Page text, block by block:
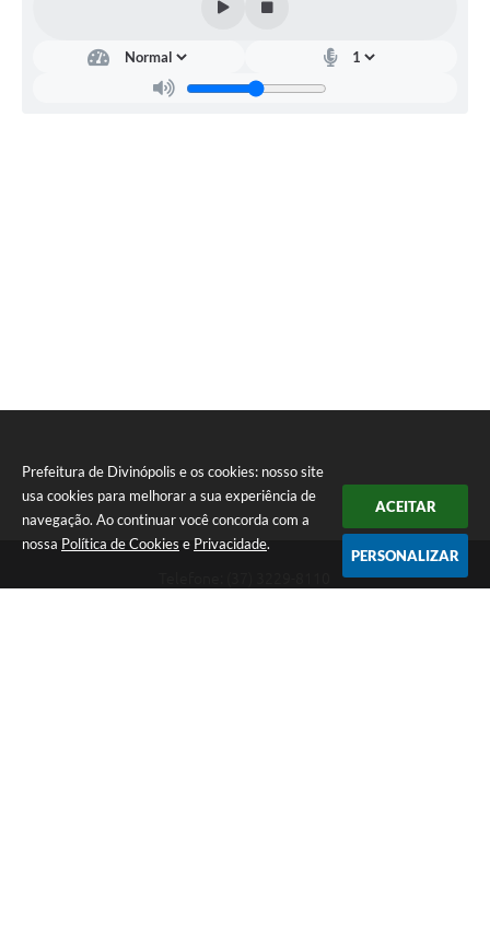
Prefeitura de Divinópolis e os cookies: nosso site
usa cookies para melhorar a sua experiência de
navegação. Ao continuar você concorda com a
nossa Política de Cookies e Privacidade.
ACEITAR
PERSONALIZAR